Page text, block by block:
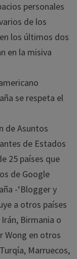
personales
de los
los últimos dos
en la misiva
se respeta el
de Asuntos
de Estados
25 países que
de Google
-‘Blogger y
a otros países
Birmania o
Wong en otros
Marruecos,